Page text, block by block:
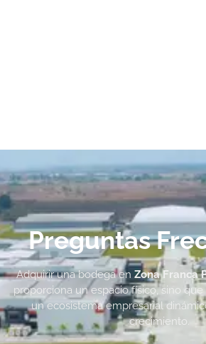
Preguntas
Adquirir una bodega en Zona Franca
proporciona un espacio físico, sino
un ecosistema empresarial
crecimiento.